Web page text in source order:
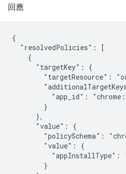
回應
{
  "resolvedPolicies": [
    {
      "targetKey": {
"targetResource":
"app_id":
        }
      },
      "value": {
"policySchema":
        "value": {
"appInstallType":
        }